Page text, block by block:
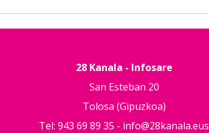
28 Kanala - Infosare
San Esteban 20
Tolosa (Gipuzkoa)
Tel: 943 69 89 35 - info@28kanala.eus